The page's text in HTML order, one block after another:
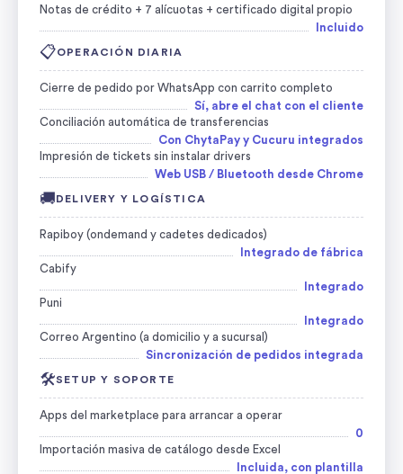
Notas de crédito + 7 alícuotas + certificado digital propio
Incluido
📋OPERACIÓN DIARIA
Cierre de pedido por WhatsApp con carrito completo
Sí, abre el chat con el cliente
Conciliación automática de transferencias
Con ChytaPay y Cucuru integrados
Impresión de tickets sin instalar drivers
Web USB / Bluetooth desde Chrome
🚚DELIVERY Y LOGÍSTICA
Rapiboy (ondemand y cadetes dedicados)
Integrado de fábrica
Cabify
Integrado
Puni
Integrado
Correo Argentino (a domicilio y a sucursal)
Sincronización de pedidos integrada
🛠️SETUP Y SOPORTE
Apps del marketplace para arrancar a operar
0
Importación masiva de catálogo desde Excel
Incluida, con plantilla